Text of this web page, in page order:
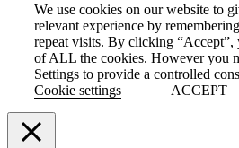
We use cookies on our website to
relevant experience by
repeat visits. By clicking “Accept”,
of ALL the cookies. However you
Settings to provide a controlled
Cookie settings
ACCEPT